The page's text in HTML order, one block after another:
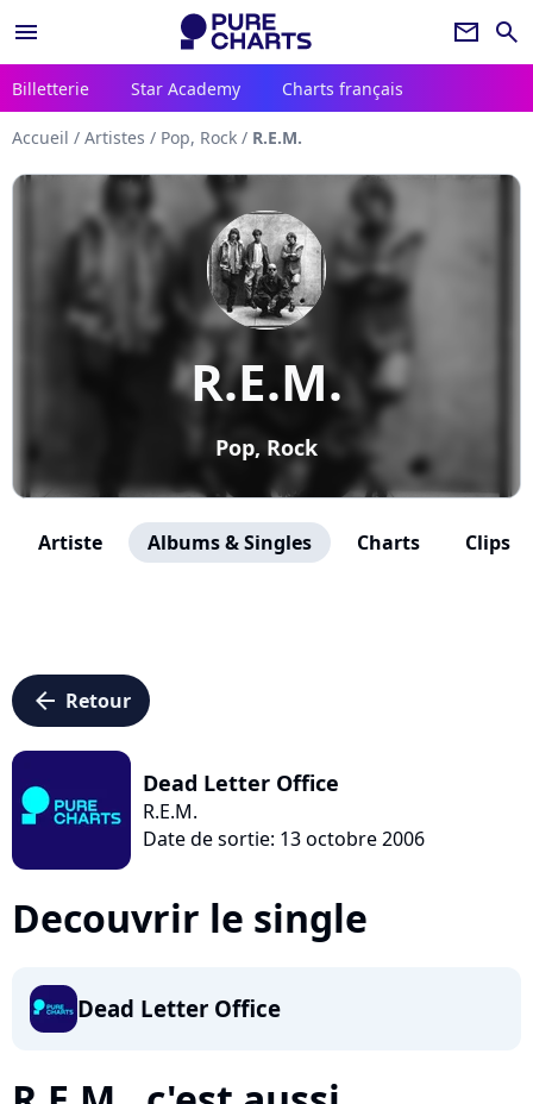
menu newsletter search
Billetterie Star Academy Charts français
Accueil / Artistes / Pop, Rock / R.E.M.
R.E.M.
Pop, Rock
Artiste Albums & Singles Charts Clips
arrow_left Retour
Dead Letter Office
R.E.M.
Date de sortie: 13 octobre 2006
Decouvrir le single
Dead Letter Office